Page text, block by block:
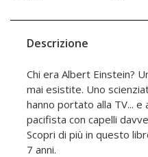
Descrizione
Chi era Albert Einstein?
mai esistite. Uno
hanno portato alla TV... e
pacifista con capelli
Scopri di più in questo
7 anni.